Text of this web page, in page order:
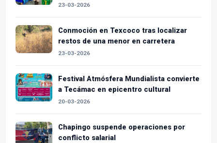
23-03-2026
Conmoción en Texcoco tras localizar
restos de una menor en carretera
23-03-2026
Festival Atmósfera Mundialista convierte
a Tecámac en epicentro cultural
20-03-2026
Chapingo suspende operaciones por
conflicto salarial